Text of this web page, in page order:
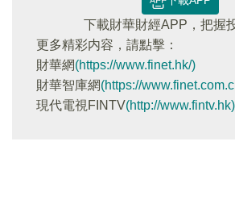
下載財華財經APP，把握
更多精彩内容，請點擊：
財華網(https://www.finet.hk/)
財華智庫網(https://
現代電視FINTV(http://www.fintv.hk)